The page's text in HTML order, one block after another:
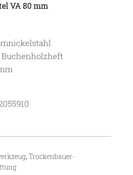
VA 80 mm
,Trockenbauer-